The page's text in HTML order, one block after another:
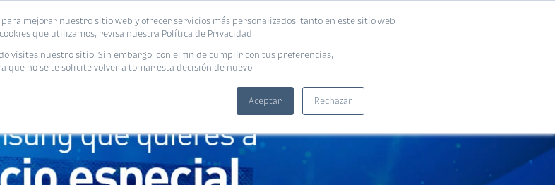
para mejorar nuestro sitio web y ofrecer servicios más personalizados, tanto en este sitio web
que utilizamos, revisa nuestra Política de Privacidad.
visites nuestro sitio. Sin embargo, con el fin de cumplir con tus preferencias,
que no se te solicite volver a tomar esta decisión de nuevo.
Aceptar Rechazar
PROMOCIONES CALCULADORAS EBOOKS